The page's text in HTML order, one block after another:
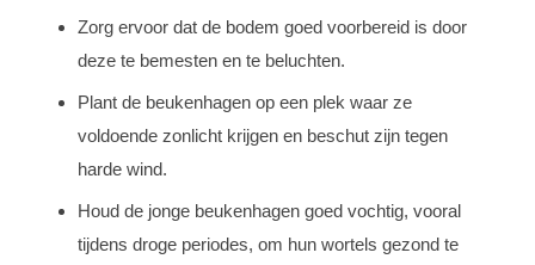
Zorg ervoor dat de bodem goed voorbereid is door
deze te bemesten en te beluchten.
Plant de beukenhagen op een plek waar ze
voldoende zonlicht krijgen en beschut zijn tegen
harde wind.
Houd de jonge beukenhagen goed vochtig, vooral
tijdens droge periodes, om hun wortels gezond te